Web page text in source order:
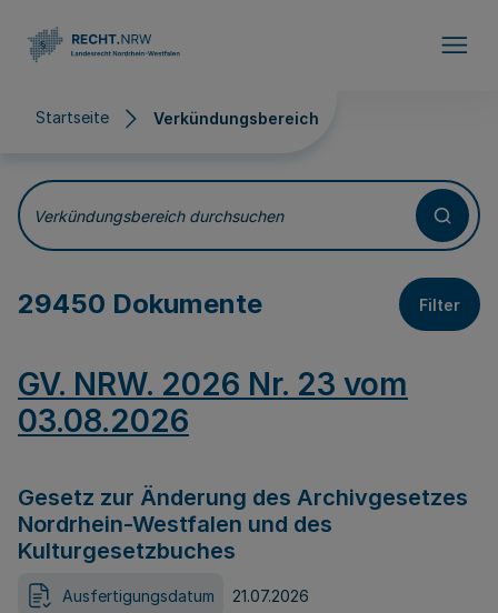
Startseite Verkündungsbereich
Verkündungsbereich
Verkündungsbereich durchsuchen
29450 Dokumente Filter
GV. NRW. 2026 Nr. 23 vom
03.08.2026
Gesetz zur Änderung des Archivgesetzes
Nordrhein-Westfalen und des
Kulturgesetzbuches
Ausfertigungsdatum 21.07.2026